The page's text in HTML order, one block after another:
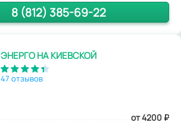
8 (812) 385-69-22
ЭНЕРГО НА КИЕВСКОЙ
47 отзывов
от 4200 ₽